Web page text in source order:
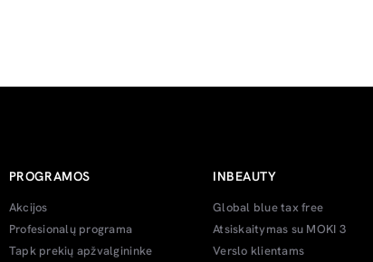
PROGRAMOS
Akcijos
Profesionalų programa
Tapk prekių apžvalgininke
INBEAUTY
Global blue tax free
Atsiskaitymas su MOKI 3
Verslo klientams